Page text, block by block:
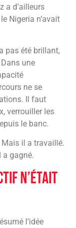
a d’ailleurs
Nigeria n’avait
pas été brillant,
une
ne se
Il faut
verrouiller les
le banc.
Mais il a travaillé.
a gagné.
n’était
l’idée